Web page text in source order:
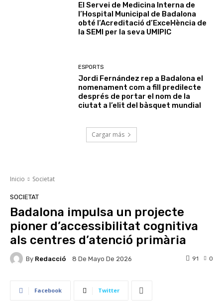
El Servei de Medicina Interna de
l’Hospital Municipal de Badalona
obté l’Acreditació d’Excel·lència de
la SEMI per la seva UMIPIC
ESPORTS
Jordi Fernández rep a Badalona el
nomenament com a fill predilecte
després de portar el nom de la
ciutat a l’elit del bàsquet mundial
Cargar más